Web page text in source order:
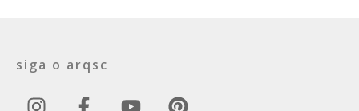
siga o arqsc